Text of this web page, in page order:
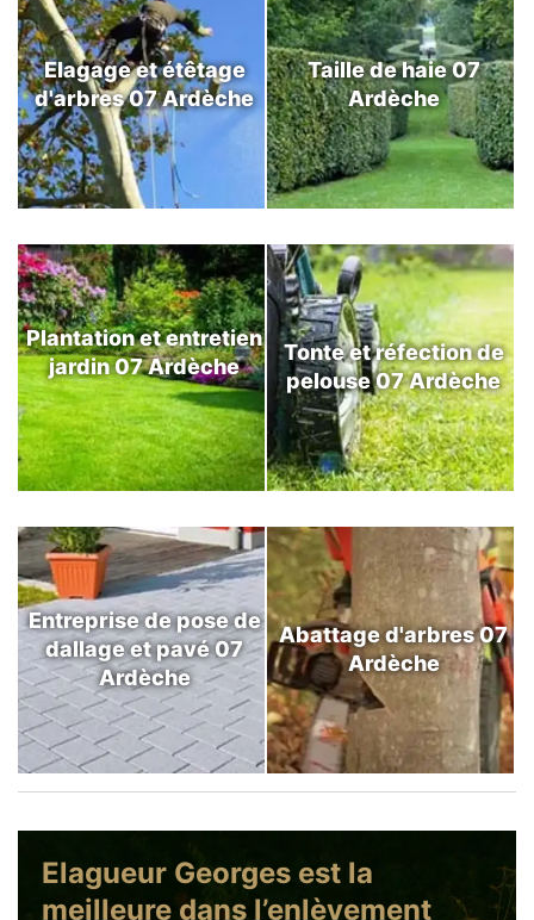
Elagage et étêtage
d'arbres 07 Ardèche
Taille de haie 07
Ardèche
Plantation et entretien
jardin 07 Ardèche
Tonte et réfection de
pelouse 07 Ardèche
Entreprise de pose de
dallage et pavé 07
Ardèche
Abattage d'arbres 07
Ardèche
Elagueur Georges est la
meilleure dans l’enlèvement